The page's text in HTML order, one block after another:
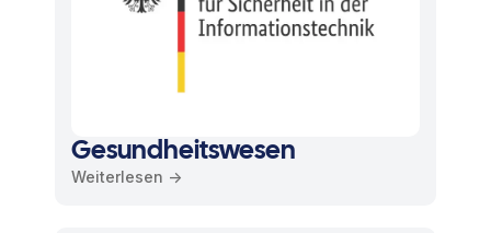
Gesundheitswesen
Weiterlesen ->